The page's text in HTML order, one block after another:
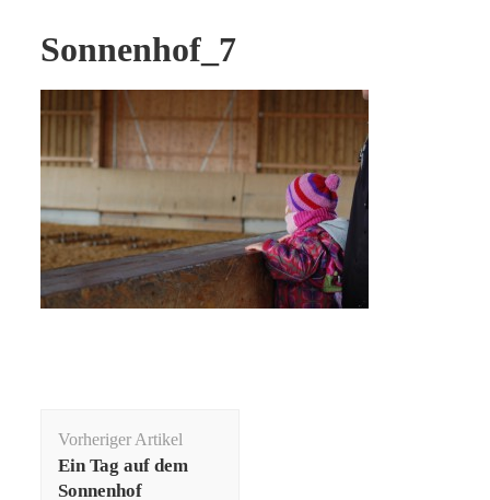
Sonnenhof_7
Vorheriger Artikel
Ein Tag auf dem
Sonnenhof